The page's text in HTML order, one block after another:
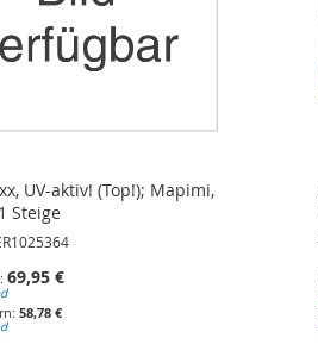
UV-aktiv! (Top!); Mapimi,
Steige
69,95 €
58,78 €